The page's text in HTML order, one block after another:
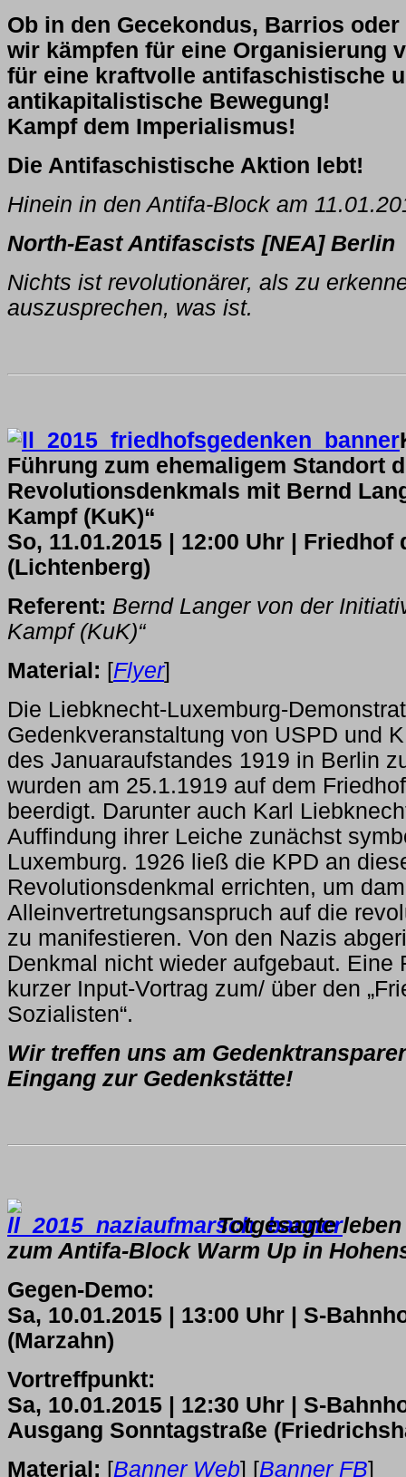
Ob in den Gecekondus, Barrios oder
wir kämpfen für eine Organisierung
für eine kraftvolle antifaschistische
antikapitalistische Bewegung!
Kampf dem Imperialismus!
Die Antifaschistische Aktion lebt!
Hinein in den Antifa-Block am
North-East Antifascists [NEA] Berlin
Nichts ist revolutionärer, als zu
auszusprechen, was ist.
Führung zum ehemaligem Standort
Revolutionsdenkmals mit Bernd
Kampf (KuK)“
So, 11.01.2015 | 12:00 Uhr |
(Lichtenberg)
Referent: Bernd Langer von der
Kampf (KuK)“
Material: [Flyer]
Die Liebknecht-Luxemburg-
Gedenkveranstaltung von USPD und
des Januaraufstandes 1919 in Berlin
wurden am 25.1.1919 auf dem
beerdigt. Darunter auch Karl
Auffindung ihrer Leiche zunächst
Luxemburg. 1926 ließ die KPD an
Revolutionsdenkmal errichten, um
Alleinvertretungsanspruch auf die
zu manifestieren. Von den Nazis
Denkmal nicht wieder aufgebaut. Eine
kurzer Input-Vortrag zum/ über den
Sozialisten“.
Wir treffen uns am
Eingang zur Gedenkstätte!
Totgesagte
zum Antifa-Block Warm Up in
Gegen-Demo:
Sa, 10.01.2015 | 13:00 Uhr | S-
(Marzahn)
Vortreffpunkt:
Sa, 10.01.2015 | 12:30 Uhr | S-
Ausgang Sonntagstraße
Material: [Banner Web] [Banner FB]